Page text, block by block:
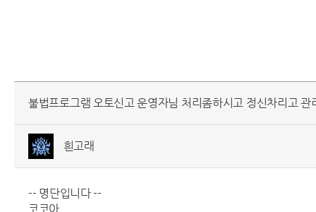
불법프로그램 오토신고 운영자님 처리좀하시고 정신차리고 관
흰고래
-- 명단입니다 --
코코아